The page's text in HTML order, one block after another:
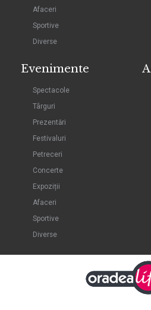
Afaceri
Sportive
Diverse
Evenimente
Spectacole
Târguri
Prezentări
Festivaluri
Petreceri
Concerte
Expoziții
Afaceri
Sportive
Diverse